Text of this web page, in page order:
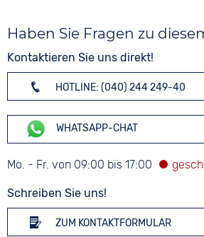
Haben Sie Fragen zu
Kontaktieren Sie uns direkt!
HOTLINE: (040) 244 249-40
WHATSAPP-CHAT
Mo. - Fr. von 09:00 bis 17:00
Schreiben Sie uns!
ZUM KONTAKTFORMULAR